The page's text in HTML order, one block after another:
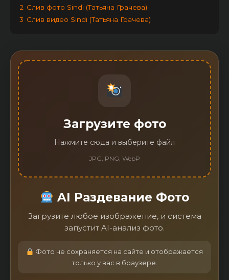
2 Слив фото Sindi (Татьяна Грачева)
3 Слив видео Sindi (Татьяна Грачева)
Загрузите фото
Нажмите сюда и выберите файл
JPG, PNG, WebP
AI Раздевание Фото
Загрузите любое изображение, и система
запустит AI-анализ фото.
Фото не сохраняется на сайте и отображается
только у вас в браузере.